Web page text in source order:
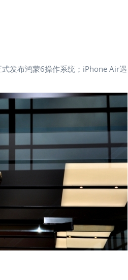
发布鸿蒙6操作系统；iPhone Air遇